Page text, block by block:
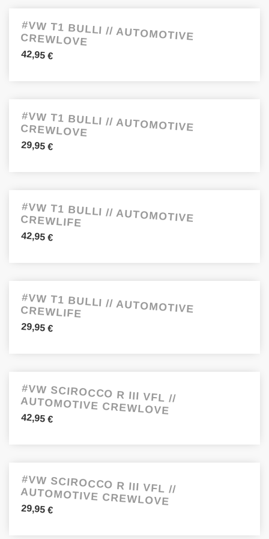
#VW T1 BULLI // AUTOMOTIVE CREWLOVE
42,95€
#VW T1 BULLI // AUTOMOTIVE CREWLOVE
29,95€
#VW T1 BULLI // AUTOMOTIVE CREWLIFE
42,95€
#VW T1 BULLI // AUTOMOTIVE CREWLIFE
29,95€
#VW SCIROCCO R III VFL //
AUTOMOTIVE CREWLOVE
42,95€
#VW SCIROCCO R III VFL //
AUTOMOTIVE CREWLOVE
29,95€